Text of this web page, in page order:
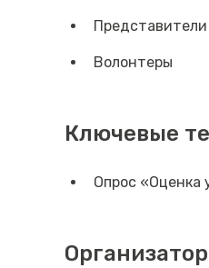
Волонтеры
Ключевые
Опрос «Оценка